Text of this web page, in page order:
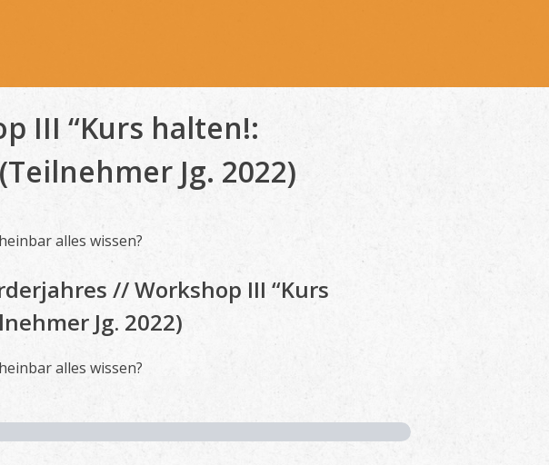
III “Kurs halten!:
Jg. 2022)
alles wissen?
// Workshop III “Kurs
Jg. 2022)
alles wissen?